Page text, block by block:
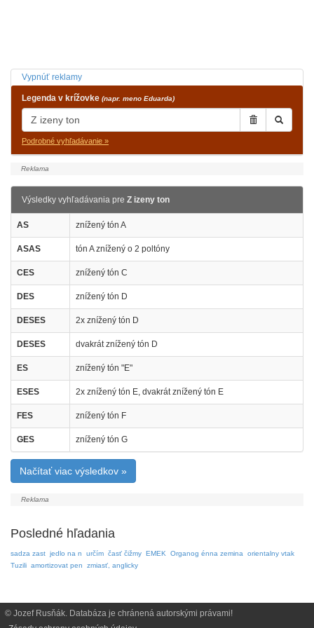
Vypnúť reklamy
Legenda v krížovke (napr. meno Eduarda)
Podrobné vyhľadávanie »
Výsledky vyhľadávania pre Z izeny ton
AS znížený tón A
ASAS tón A znížený o 2 poltóny
CES znížený tón C
DES znížený tón D
DESES 2x znížený tón D
DESES dvakrát znížený tón D
ES znížený tón "E"
ESES 2x znížený tón E, dvakrát znížený tón E
FES znížený tón F
GES znížený tón G
Načítať viac výsledkov »
Posledné hľadania
sadza zast jedlo na n určím časť čižmy EMEK Organog énna zemina
orientalny vtak
Tuzili amortizovat pen zmiasť, anglicky
© Jozef Rusňák. Databáza je chránená autorskými právami!